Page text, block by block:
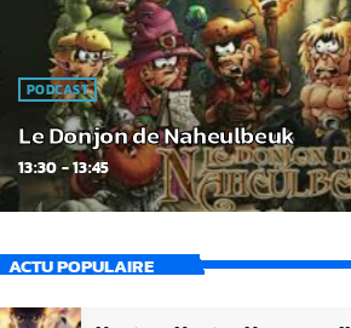
PODCAST
Le Donjon de Naheulbeuk
13:30 - 13:45
ACTU POPULAIRE